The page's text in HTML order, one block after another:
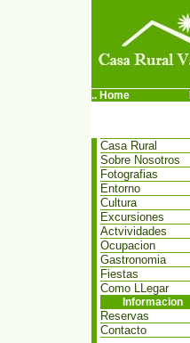
.. Home
Casa Rural
Sobre Nosotros
Fotografias
Entorno
Cultura
Excursiones
Actvividades
Ocupacion
Gastronomia
Fiestas
Como LLegar
Informacion
Reservas
Contacto